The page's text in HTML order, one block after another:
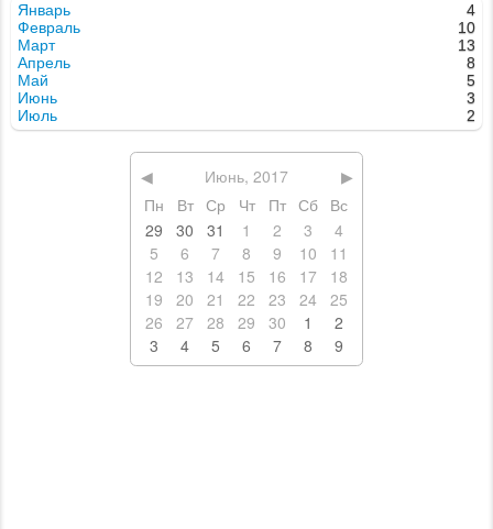
Январь
4
Февраль
10
Март
13
Апрель
8
Май
5
Июнь
3
Июль
2
◀ Июнь, 2017
▶
Пн
Вт Ср Чт Пт Сб Вс
29
30 31 1 2 3
4
5
6 7 8 9 10
11
12
13 14 15 16 17
18
19
20 21 22 23 24 25
26
27 28 29 30 1
2
3
4 5 6 7 8 9